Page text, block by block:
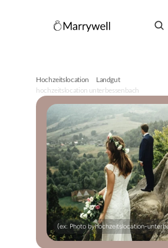
Hochzeitslocation
Landgut
hochzeitslocation unterbessenbach
(ex: Photo byhochzeitslocation-